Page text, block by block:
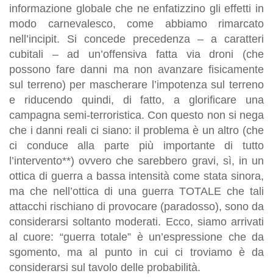
informazione globale che ne enfatizzino gli effetti in
modo carnevalesco, come abbiamo rimarcato
nell’incipit. Si concede precedenza – a caratteri
cubitali – ad un’offensiva fatta via droni (che
possono fare danni ma non avanzare fisicamente
sul terreno) per mascherare l’impotenza sul terreno
e riducendo quindi, di fatto, a glorificare una
campagna semi-terroristica. Con questo non si nega
che i danni reali ci siano: il problema è un altro (che
ci conduce alla parte più importante di tutto
l’intervento**) ovvero che sarebbero gravi, sì, in un
ottica di guerra a bassa intensità come stata sinora,
ma che nell’ottica di una guerra TOTALE che tali
attacchi rischiano di provocare (paradosso), sono da
considerarsi soltanto moderati. Ecco, siamo arrivati
al cuore: “guerra totale” è un’espressione che da
sgomento, ma al punto in cui ci troviamo è da
considerarsi sul tavolo delle probabilità.